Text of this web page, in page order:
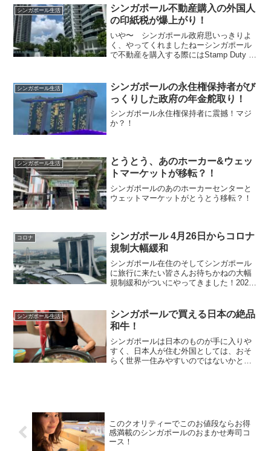
元々はイギリスのマンチェスターに買っ
たマンションを売った残り...
シンガポール生活
シンガポール不動産購入の外国人
の印紙税が爆上がり！
いや〜 シンガポール政府思いっきりよ
く、やってくれましたねーシンガポール
で不動産を購入する際にはStamp Duty と
変更になりました。20...
シンガポール生活
シンガポールの永住権保持者がび
っくりした政府の年金舵取り！
シンガポール永住権保持者に震撼！マジ
か？！
シンガポール生活
とうとう、あのホーカー&ウェッ
トマーケットが移転？！
シンガポールのあのホーカーセンターと
ウェットマーケットがとうとう移転？！
コロナ
シンガポール 4月26日からコロナ
規制大幅緩和
シンガポール在住のそしてシンガポール
に旅行に来たい皆さんお待ちかねの大幅
規制緩和がついにやってきました！2022
た。では、どのように変わるのか順番に
見ていきましょう...
シンガポール生活
シンガポールで買える日本の絶品
和牛！
シンガポールは日本のものが手に入りや
すく、日本人が住む外国としては、おそ
らく世界一住みやすいのではないかと思
このクオリティーでこのお値段ならお得
感満載のシンガポールのおまかせ寿司コ
ース！